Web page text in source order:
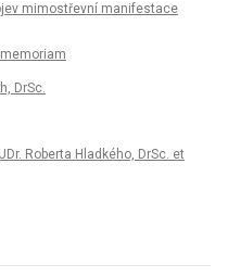
mimostřevní manifestace
DrSc.
Roberta Hladkého, DrSc. et